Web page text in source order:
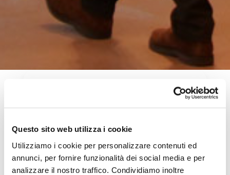
Questo sito web utilizza i cookie
Utilizziamo i cookie per personalizzare contenuti ed
annunci, per fornire funzionalità dei social media e per
analizzare il nostro traffico. Condividiamo inoltre
Aperto tutti i giorni
dalle 17:00 alle 23:00